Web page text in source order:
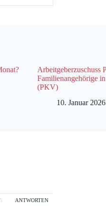
Familienangehörige
(PKV)
10. Januar 2026
ANTWORTEN